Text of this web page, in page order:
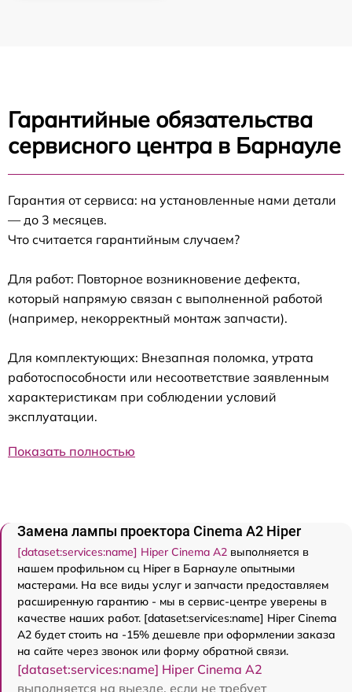
Гарантийные обязательства
сервисного центра в Барнауле
Гарантия от сервиса: на установленные нами детали
— до 3 месяцев.
Что считается гарантийным случаем?
Для работ: Повторное возникновение дефекта,
который напрямую связан с выполненной работой
(например, некорректный монтаж запчасти).
Для комплектующих: Внезапная поломка, утрата
работоспособности или несоответствие заявленным
характеристикам при соблюдении условий
эксплуатации.
Показать полностью
Замена лампы проектора Cinema A2 Hiper
[dataset:services:name] Hiper Cinema A2 выполняется в
нашем профильном сц Hiper в Барнауле опытными
мастерами. На все виды услуг и запчасти предоставляем
расширенную гарантию - мы в сервис-центре уверены в
качестве наших работ. [dataset:services:name] Hiper Cinema
A2 будет стоить на -15% дешевле при оформлении заказа
на сайте через звонок или форму обратной связи.
[dataset:services:name] Hiper Cinema A2
выполняется на выезде, если не требует